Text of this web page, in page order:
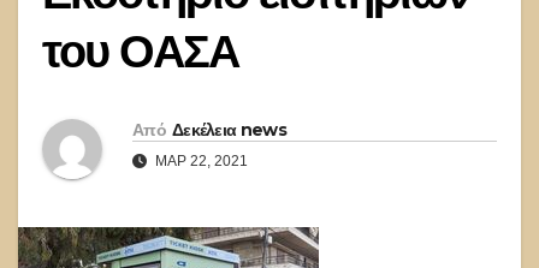
του ΟΑΣΑ
Από Δεκέλεια news
ΜΑΡ 22, 2021